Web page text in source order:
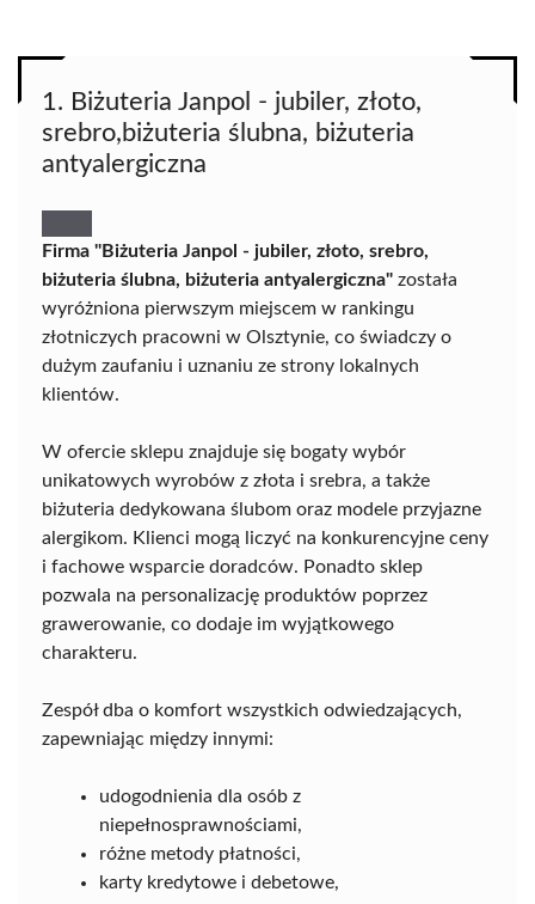
1. Biżuteria Janpol - jubiler, złoto,
srebro,biżuteria ślubna, biżuteria
antyalergiczna
Firma "Biżuteria Janpol - jubiler, złoto, srebro,
biżuteria ślubna, biżuteria antyalergiczna" została
wyróżniona pierwszym miejscem w rankingu
złotniczych pracowni w Olsztynie, co świadczy o
dużym zaufaniu i uznaniu ze strony lokalnych
klientów.
W ofercie sklepu znajduje się bogaty wybór
unikatowych wyrobów z złota i srebra, a także
biżuteria dedykowana ślubom oraz modele przyjazne
alergikom. Klienci mogą liczyć na konkurencyjne ceny
i fachowe wsparcie doradców. Ponadto sklep
pozwala na personalizację produktów poprzez
grawerowanie, co dodaje im wyjątkowego
charakteru.
Zespół dba o komfort wszystkich odwiedzających,
zapewniając między innymi:
udogodnienia dla osób z
niepełnosprawnościami,
różne metody płatności,
karty kredytowe i debetowe,